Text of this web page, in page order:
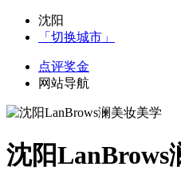
沈阳
「切换城市」
点评奖金
网站导航
沈阳LanBrows